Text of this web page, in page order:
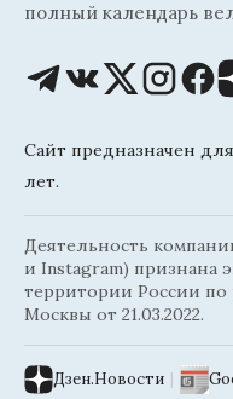
полный календарь
Сайт предназначен
лет.
Деятельность
и Instagram) признана
территории России
Москвы от 21.03.2022.
Дзен.Новости |